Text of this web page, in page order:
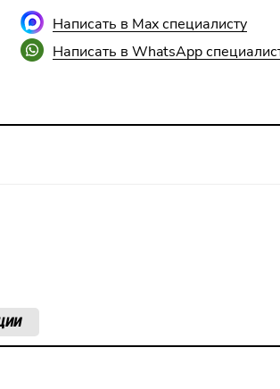
Написать в Max специалисту
Написать в WhatsApp